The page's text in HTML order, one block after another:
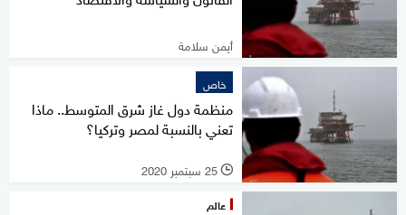
أيمن سلامة
خاص
منظمة دول غاز شرق المتوسط.. ماذا
تعني بالنسبة لمصر وتركيا؟
l 25 سبتمبر 2020
عالم